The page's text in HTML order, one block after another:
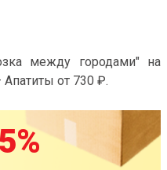
между городами" на
от 730 ₽.